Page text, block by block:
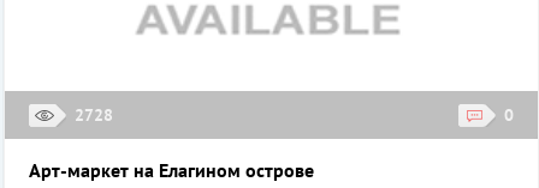
2728 0
Арт-маркет на Елагином острове